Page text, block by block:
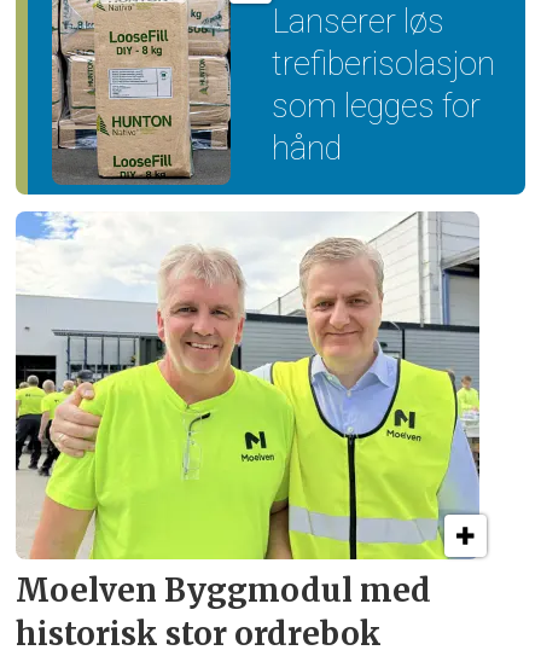
Lanserer løs
trefiber­isolasjon
som legges for
hånd
Moelven Byggmodul med
historisk stor ordrebok